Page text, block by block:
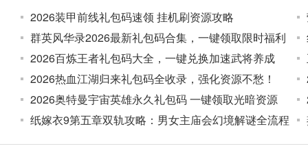
这时，当我们点击洞穴爬行者时，会出现一个小游戏，按照下
和红色，第二行是绿色、红色、黄色、黄色和黄色。
2026装甲前线礼包码速领 挂机刷资源攻略
群英风华录2026最新礼包码合集，一键领取限时福利
2026百炼王者礼包码大全，一键兑换加速武将养成
2026热血江湖归来礼包码全收录，强化资源不愁！
2026奥特曼宇宙英雄永久礼包码 一键领取光暗资源
纸嫁衣9第五章双轨攻略：男女主庙会幻境解谜全流程